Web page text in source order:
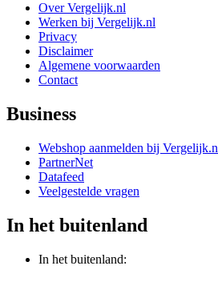
Over Vergelijk.nl
Werken bij Vergelijk.nl
Privacy
Disclaimer
Algemene voorwaarden
Contact
Business
Webshop aanmelden bij
PartnerNet
Datafeed
Veelgestelde vragen
In het buitenland
In het buitenland: